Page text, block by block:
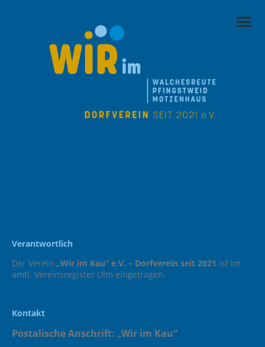
Verantwortlich
Der Verein „Wir im Kau“ e.V. – Dorfverein seit 2021 ist im
amtl. Vereinsregister Ulm eingetragen.
Kontakt
Postalische Anschrift: „Wir im Kau“